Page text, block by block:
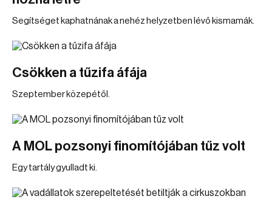
Segítséget kaphatnának a nehéz helyzetben lévő kismamák.
Csökken a tűzifa áfája
Szeptember közepétől.
A MOL pozsonyi finomítójában tűz volt
Egy tartály gyulladt ki.